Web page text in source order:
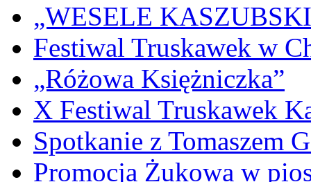
„WESELE
Festiwal Truskawek w
„Różowa Księżniczka”
X Festiwal Truskawek
Spotkanie z Tomaszem
Promocja Żukowa w